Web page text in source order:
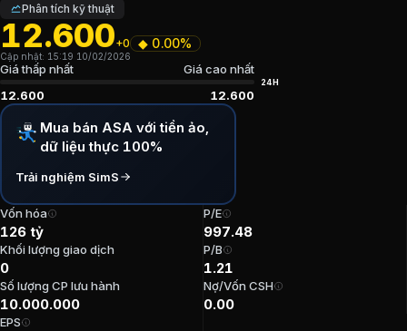
Ban lãnh đạo Xem đầy đủ CTHĐQT Ông Cao Tấn Thành
Chỉ số tài chínhASA
Giá hiện tại: 12600VND
Vốn hóa: 126 tỷ đồng
P/E: 997,48
P/B: 1,21
ROE:
ROA:
Tỷ suất cổ tức:
Ban lãnh đạo Công ty cổ phần ASA
Phân tích kỹ thuật
12.600+0 ◆ 0.00%
Cập nhật: 15:19 10/02/2026
Giá thấp nhất
Giá cao nhất
12.600
12.600
24H
Mua bán ASA với tiền ảo,
dữ liệu thực 100%
Trải nghiệm SimS
Vốn hóa
126 tỷ
Khối lượng giao dịch
0
Số lượng CP lưu hành
10.000.000
P/E
997.48
P/B
1.21
Nợ/Vốn CSH
0.00
EPS